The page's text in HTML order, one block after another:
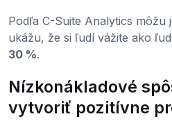
Podľa C-Suite Analytics
ukážu, že si ľudí vážite ako
30 %.
Nízkonákladové
vytvoriť pozitívne